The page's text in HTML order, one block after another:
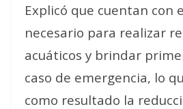
Explicó que cuentan con
necesario para realizar
acuáticos y brindar
caso de emergencia, lo
como resultado la